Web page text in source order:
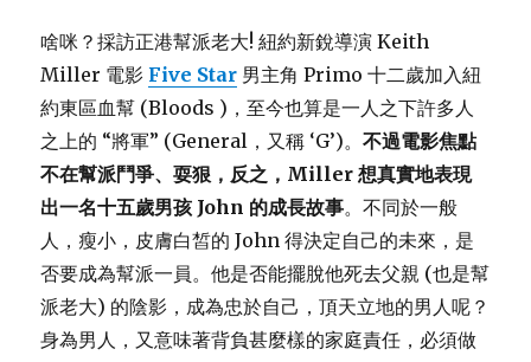
採
訪
Primo
啥咪？採訪正港幫派老大! 紐約新銳導演 Keith
Miller 電影 Five Star 男主角 Primo 十二歲加入紐
約東區血幫 (Bloods )，至今也算是一人之下許多人
之上的 “將軍” (General，又稱 ‘G’)。不過電影焦點
不在幫派鬥爭、耍狠，反之，Miller 想真實地表現
出一名十五歲男孩 John 的成長故事。不同於一般
人，瘦小，皮膚白皙的 John 得決定自己的未來，是
否要成為幫派一員。他是否能擺脫他死去父親 (也是幫
派老大) 的陰影，成為忠於自己，頂天立地的男人呢？
身為男人，又意味著背負甚麼樣的家庭責任，必須做